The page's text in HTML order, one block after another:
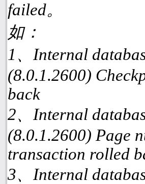
failed。
如：
1、Internal
(8.0.1.2600)
back
2、Internal
(8.0.1.2600) Page
transaction rolled
3、Internal